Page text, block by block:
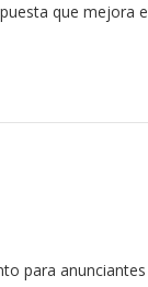
que mejora
para